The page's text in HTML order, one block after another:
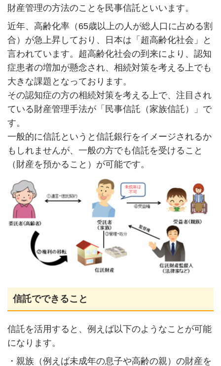
財産管理の方法のことを民事信託といいます。
近年、高齢化率（65歳以上の人が総人口に占める割
合）が急上昇しており、日本は「超高齢化社会」と
言われています。超高齢化社会の到来により、認知
症患者の増加が懸念され、相続対策を考える上でも
大きな課題となっております。
その認知症の方の相続対策を考える上で、注目され
ている財産管理手法が「民事信託（家族信託）」で
す。
一般的に信託というと信託銀行をイメージされるか
もしれませんが、一般の方でも信託を受けること
（財産を預かること）が可能です。
信託でできること
信託を活用すると、例えば以下のようなことが可能
になります。
・親族（例えば未成年の息子や高齢の親）の財産を